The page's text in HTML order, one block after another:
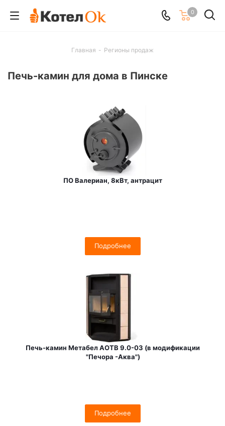
0
Главная - Регионы продаж
Печь-камин для дома в Пинске
ПО Валериан, 8кВт, антрацит
Подробнее
Печь-камин Метабел АОТВ 9.0-03 (в модификации
"Печора -Аква")
Подробнее